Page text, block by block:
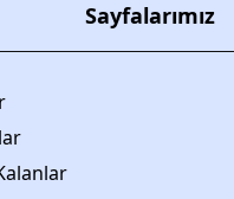
Sayfalarımız